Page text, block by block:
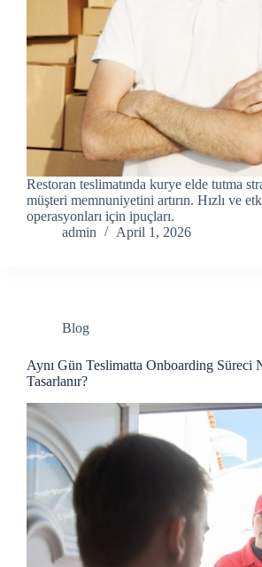
Restoran teslimatında kurye elde tutma
müşteri memnuniyetini artırın. Hızlı ve
operasyonları için ipuçları.
admin
April 1, 2026
Blog
Aynı Gün Teslimatta Onboarding Süreci
Tasarlanır?